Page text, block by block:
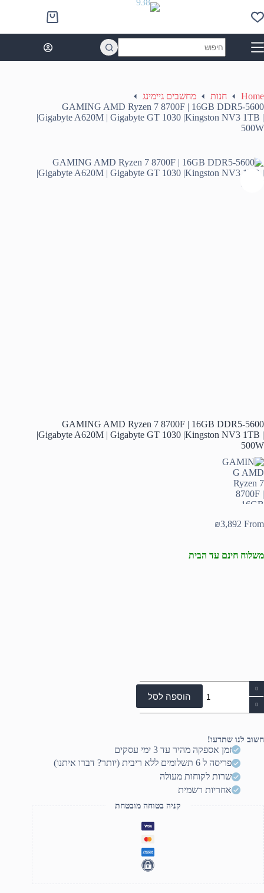
to
content
Shopping
cart
results
Home חנות
מחשבים גיימינג
GAMING AMD Ryzen 7 8700F | 16GB DDR5-5600
|Gigabyte A620M | Gigabyte GT 1030 |Kingston NV3 1TB |
500W
GAMING AMD Ryzen 7 8700F | 16GB DDR5-5600
|Gigabyte A620M | Gigabyte GT 1030 |Kingston NV3 1TB |
500W
From
₪3,892
משלוח חינם עד הבית
כמות
של
GAMING
AMD
7
8700F
DDR5-
|Gigabyte
הוספה לסל
חשוב לנו שתדעו!
זמן אספקה מהיר עד 3 ימי עסקים
פריסה ל 6 תשלומים ללא ריבית (יותר? דברו איתנו)
שרות לקוחות מעולה
אחריות רשמית
קניה בטוחה מובטחת